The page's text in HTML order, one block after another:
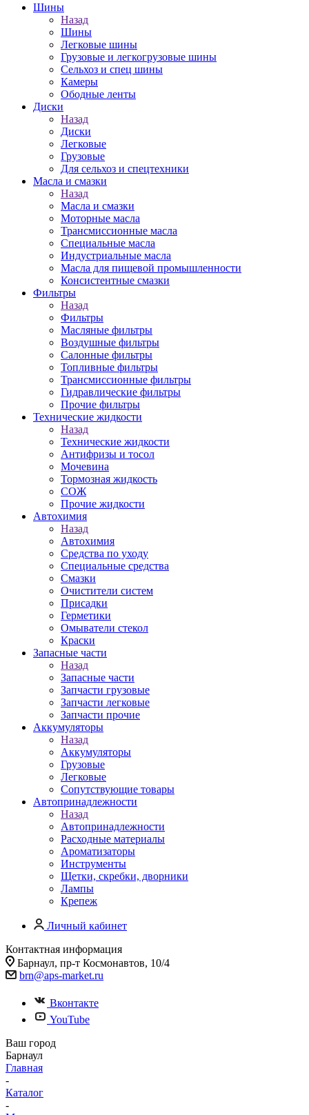
Шины
Назад
Шины
Легковые шины
Грузовые и легкогрузовые шины
Сельхоз и спец шины
Камеры
Ободные ленты
Диски
Назад
Диски
Легковые
Грузовые
Для сельхоз и спецтехники
Масла и смазки
Назад
Масла и смазки
Моторные масла
Трансмиссионные масла
Специальные масла
Индустриальные масла
Масла для пищевой промышленности
Консистентные смазки
Фильтры
Назад
Фильтры
Масляные фильтры
Воздушные фильтры
Салонные фильтры
Топливные фильтры
Трансмиссионные фильтры
Гидравлические фильтры
Прочие фильтры
Технические жидкости
Назад
Технические жидкости
Антифризы и тосол
Мочевина
Тормозная жидкость
СОЖ
Прочие жидкости
Автохимия
Назад
Автохимия
Средства по уходу
Специальные средства
Смазки
Очистители систем
Присадки
Герметики
Омыватели стекол
Краски
Запасные части
Назад
Запасные части
Запчасти грузовые
Запчасти легковые
Запчасти прочие
Аккумуляторы
Назад
Аккумуляторы
Грузовые
Легковые
Сопутствующие товары
Автопринадлежности
Назад
Автопринадлежности
Расходные материалы
Ароматизаторы
Инструменты
Щетки, скребки, дворники
Лампы
Крепеж
Личный кабинет
Контактная информация
Барнаул, пр-т Космонавтов, 10/4
brn@aps-market.ru
Вконтакте
YouTube
Ваш город
Барнаул
Главная
-
Каталог
-